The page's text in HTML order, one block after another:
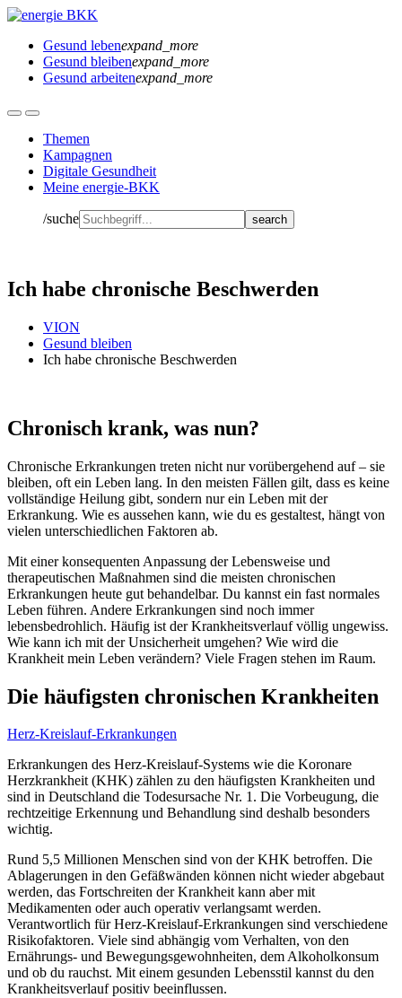
Gesund lebenexpand_more
Gesund bleibenexpand_more
Gesund arbeitenexpand_more
Themen
Kampagnen
Digitale Gesundheit
Meine energie-BKK
/suche
Ich habe chronische Beschwerden
VION
Gesund bleiben
Ich habe chronische Beschwerden
Chronisch krank, was nun?
Chronische Erkrankungen treten nicht nur vorübergehend auf – sie
bleiben, oft ein Leben lang. In den meisten Fällen gilt, dass es keine
vollständige Heilung gibt, sondern nur ein Leben mit der
Erkrankung. Wie es aussehen kann, wie du es gestaltest, hängt von
vielen unterschiedlichen Faktoren ab.
Mit einer konsequenten Anpassung der Lebensweise und
therapeutischen Maßnahmen sind die meisten chronischen
Erkrankungen heute gut behandelbar. Du kannst ein fast normales
Leben führen. Andere Erkrankungen sind noch immer
lebensbedrohlich. Häufig ist der Krankheitsverlauf völlig ungewiss.
Wie kann ich mit der Unsicherheit umgehen? Wie wird die
Krankheit mein Leben verändern? Viele Fragen stehen im Raum.
Die häufigsten chronischen Krankheiten
Herz-Kreislauf-Erkrankungen
Erkrankungen des Herz-Kreislauf-Systems wie die Koronare
Herzkrankheit (KHK) zählen zu den häufigsten Krankheiten und
sind in Deutschland die Todesursache Nr. 1. Die Vorbeugung, die
rechtzeitige Erkennung und Behandlung sind deshalb besonders
wichtig.
Rund 5,5 Millionen Menschen sind von der KHK betroffen. Die
Ablagerungen in den Gefäßwänden können nicht wieder abgebaut
werden, das Fortschreiten der Krankheit kann aber mit
Medikamenten oder auch operativ verlangsamt werden.
Verantwortlich für Herz-Kreislauf-Erkrankungen sind verschiedene
Risikofaktoren. Viele sind abhängig vom Verhalten, von den
Ernährungs- und Bewegungsgewohnheiten, dem Alkoholkonsum
und ob du rauchst. Mit einem gesunden Lebensstil kannst du den
Krankheitsverlauf positiv beeinflussen.